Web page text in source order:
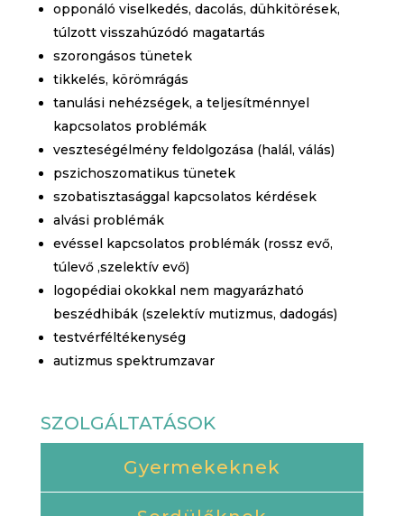
opponáló viselkedés, dacolás, dühkitörések,
túlzott visszahúzódó magatartás
szorongásos tünetek
tikkelés, körömrágás
tanulási nehézségek, a teljesítménnyel
kapcsolatos problémák
veszteségélmény feldolgozása (halál, válás)
pszichoszomatikus tünetek
szobatisztasággal kapcsolatos kérdések
alvási problémák
evéssel kapcsolatos problémák (rossz evő,
túlevő ,szelektív evő)
logopédiai okokkal nem magyarázható
beszédhibák (szelektív mutizmus, dadogás)
testvérféltékenység
autizmus spektrumzavar
SZOLGÁLTATÁSOK
Gyermekeknek